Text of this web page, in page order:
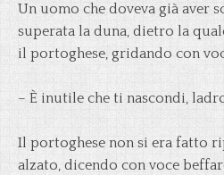
Un uomo che doveva già aver
superata la duna, dietro la
il portoghese, gridando con
– È inutile che ti nascondi,
Il portoghese non si era fatto
alzato, dicendo con voce